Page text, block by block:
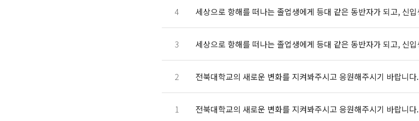
4
3
2 전북대학교의 새로운 변화를 지켜봐주시고 응원해주시기 바랍니다.
1 전북대학교의 새로운 변화를 지켜봐주시고 응원해주시기 바랍니다.